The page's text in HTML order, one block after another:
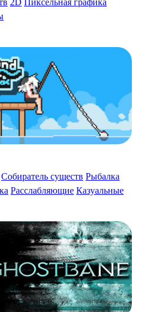
2D Пиксельная графика
Собиратель существ Рыбалка
Расслабляющие Казуальные